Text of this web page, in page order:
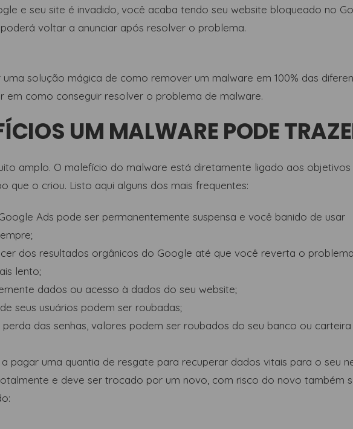
e seu site é invadido, você acaba tendo seu website bloqueado no
voltar a anunciar após resolver o problema.
solução mágica de como remover um malware em 100% das
em como conseguir resolver o problema de malware.
UM MALWARE PODE
amplo. O malefício do malware está diretamente ligado aos objetivos
que o criou. Listo aqui alguns dos mais frequentes:
Ads pode ser permanentemente suspensa e você banido de usar
dos resultados orgânicos do Google até que você reverta o
lento;
dados ou acesso à dados do seu website;
seus usuários podem ser roubadas;
das senhas, valores podem ser roubados do seu banco ou carteira
pagar uma quantia de resgate para recuperar dados vitais para o seu
e deve ser trocado por um novo, com risco do novo também